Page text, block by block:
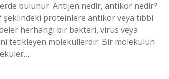
bulunur. Antijen nedir, antikor nedir?
şeklindeki proteinlere antikor veya tıbbi
herhangi bir bakteri, virüs veya
tetikleyen moleküllerdir. Bir molekülün